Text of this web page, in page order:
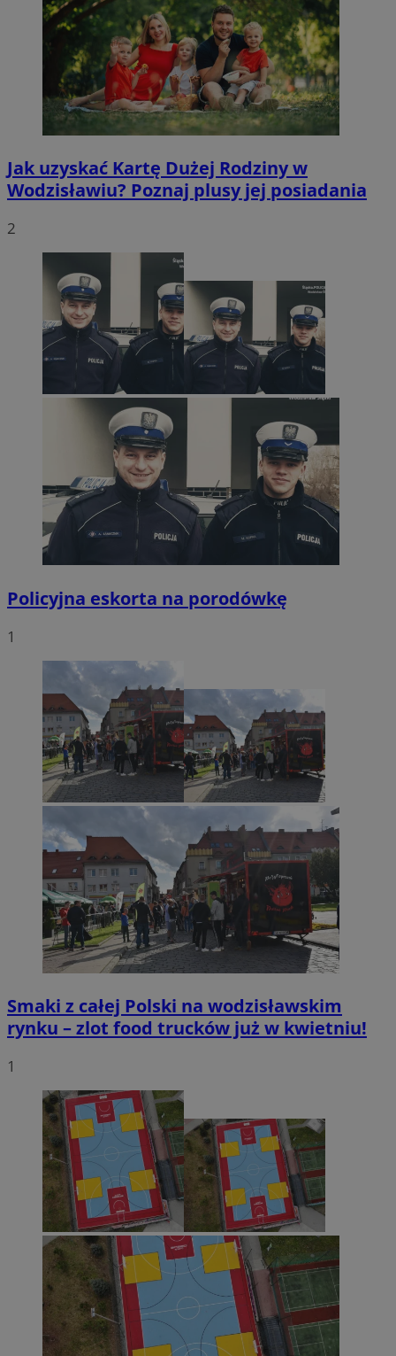
Jak uzyskać Kartę Dużej Rodziny w
Wodzisławiu? Poznaj plusy jej posiadania
2
Policyjna eskorta na porodówkę
1
Smaki z całej Polski na wodzisławskim
rynku – zlot food trucków już w kwietniu!
1